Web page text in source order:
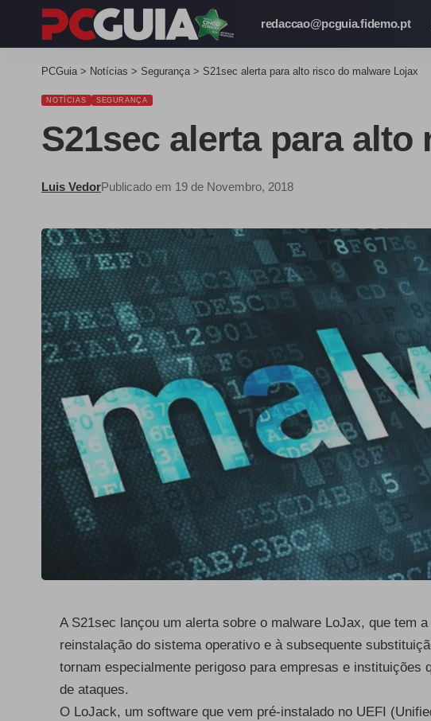
redaccao@pcguia.fidemo.pt
PCGuia > Notícias > Segurança > S21sec alerta para alto risco do malware Lojax
NOTÍCIAS SEGURANÇA
S21sec alerta para
Luis VedorPublicado em 19 de Novembro, 2018
A S21sec lançou um alerta sobre o malware LoJax, que tem
reinstalação do sistema operativo e à subsequente
tornam especialmente perigoso para empresas e instituições
de ataques.
O LoJack, um software que vem pré-instalado no UEFI